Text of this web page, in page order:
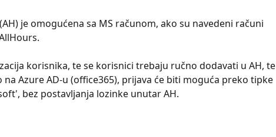
je omogućena sa MS računom, ako su navedeni računi
korisnika, te se korisnici trebaju ručno dodavati u AH, te
na Azure AD-u (office365), prijava će biti moguća preko tipke
bez postavljanja lozinke unutar AH.